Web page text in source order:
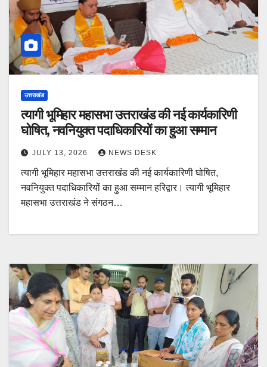
उत्तराखंड
त्यागी भूमिहार महासभा उत्तराखंड की नई कार्यकारिणी
घोषित, नवनियुक्त पदाधिकारियों का हुआ सम्मान
JULY 13, 2026 NEWS DESK
त्यागी भूमिहार महासभा उत्तराखंड की नई कार्यकारिणी घोषित,
नवनियुक्त पदाधिकारियों का हुआ सम्मान हरिद्वार। त्यागी भूमिहार
महासभा उत्तराखंड ने संगठन…